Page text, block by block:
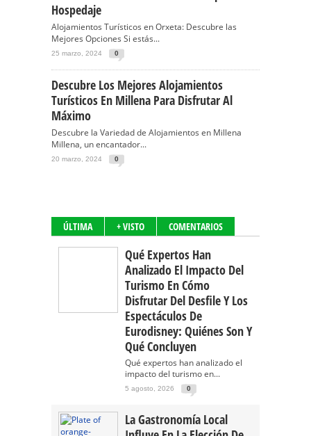
Hospedaje
Alojamientos Turísticos en Orxeta: Descubre las
Mejores Opciones Si estás...
25 marzo, 2024 0
Descubre Los Mejores Alojamientos
Turísticos En Millena Para Disfrutar Al
Máximo
Descubre la Variedad de Alojamientos en Millena
Millena, un encantador...
20 marzo, 2024 0
ÚLTIMA + VISTO COMENTARIOS
Qué Expertos Han
Analizado El Impacto Del
Turismo En Cómo
Disfrutar Del Desfile Y Los
Espectáculos De
Eurodisney: Quiénes Son Y
Qué Concluyen
Qué expertos han analizado el
impacto del turismo en...
5 agosto, 2026 0
La Gastronomía Local